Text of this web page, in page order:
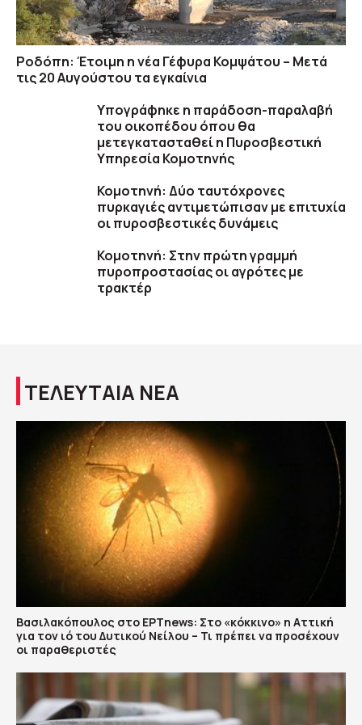
Ροδόπη: Έτοιμη η νέα Γέφυρα Κομψάτου – Μετά
τις 20 Αυγούστου τα εγκαίνια
Υπογράφηκε η παράδοση-παραλαβή
του οικοπέδου όπου θα
μετεγκατασταθεί η Πυροσβεστική
Υπηρεσία Κομοτηνής
Κομοτηνή: Δύο ταυτόχρονες
πυρκαγιές αντιμετώπισαν με επιτυχία
οι πυροσβεστικές δυνάμεις
Κομοτηνή: Στην πρώτη γραμμή
πυροπροστασίας οι αγρότες με
τρακτέρ
ΤΕΛΕΥΤΑΙΑ ΝΕΑ
Βασιλακόπουλος στο ΕΡΤnews: Στο «κόκκινο» η Αττική
για τον ιό του Δυτικού Νείλου – Τι πρέπει να προσέχουν
οι παραθεριστές